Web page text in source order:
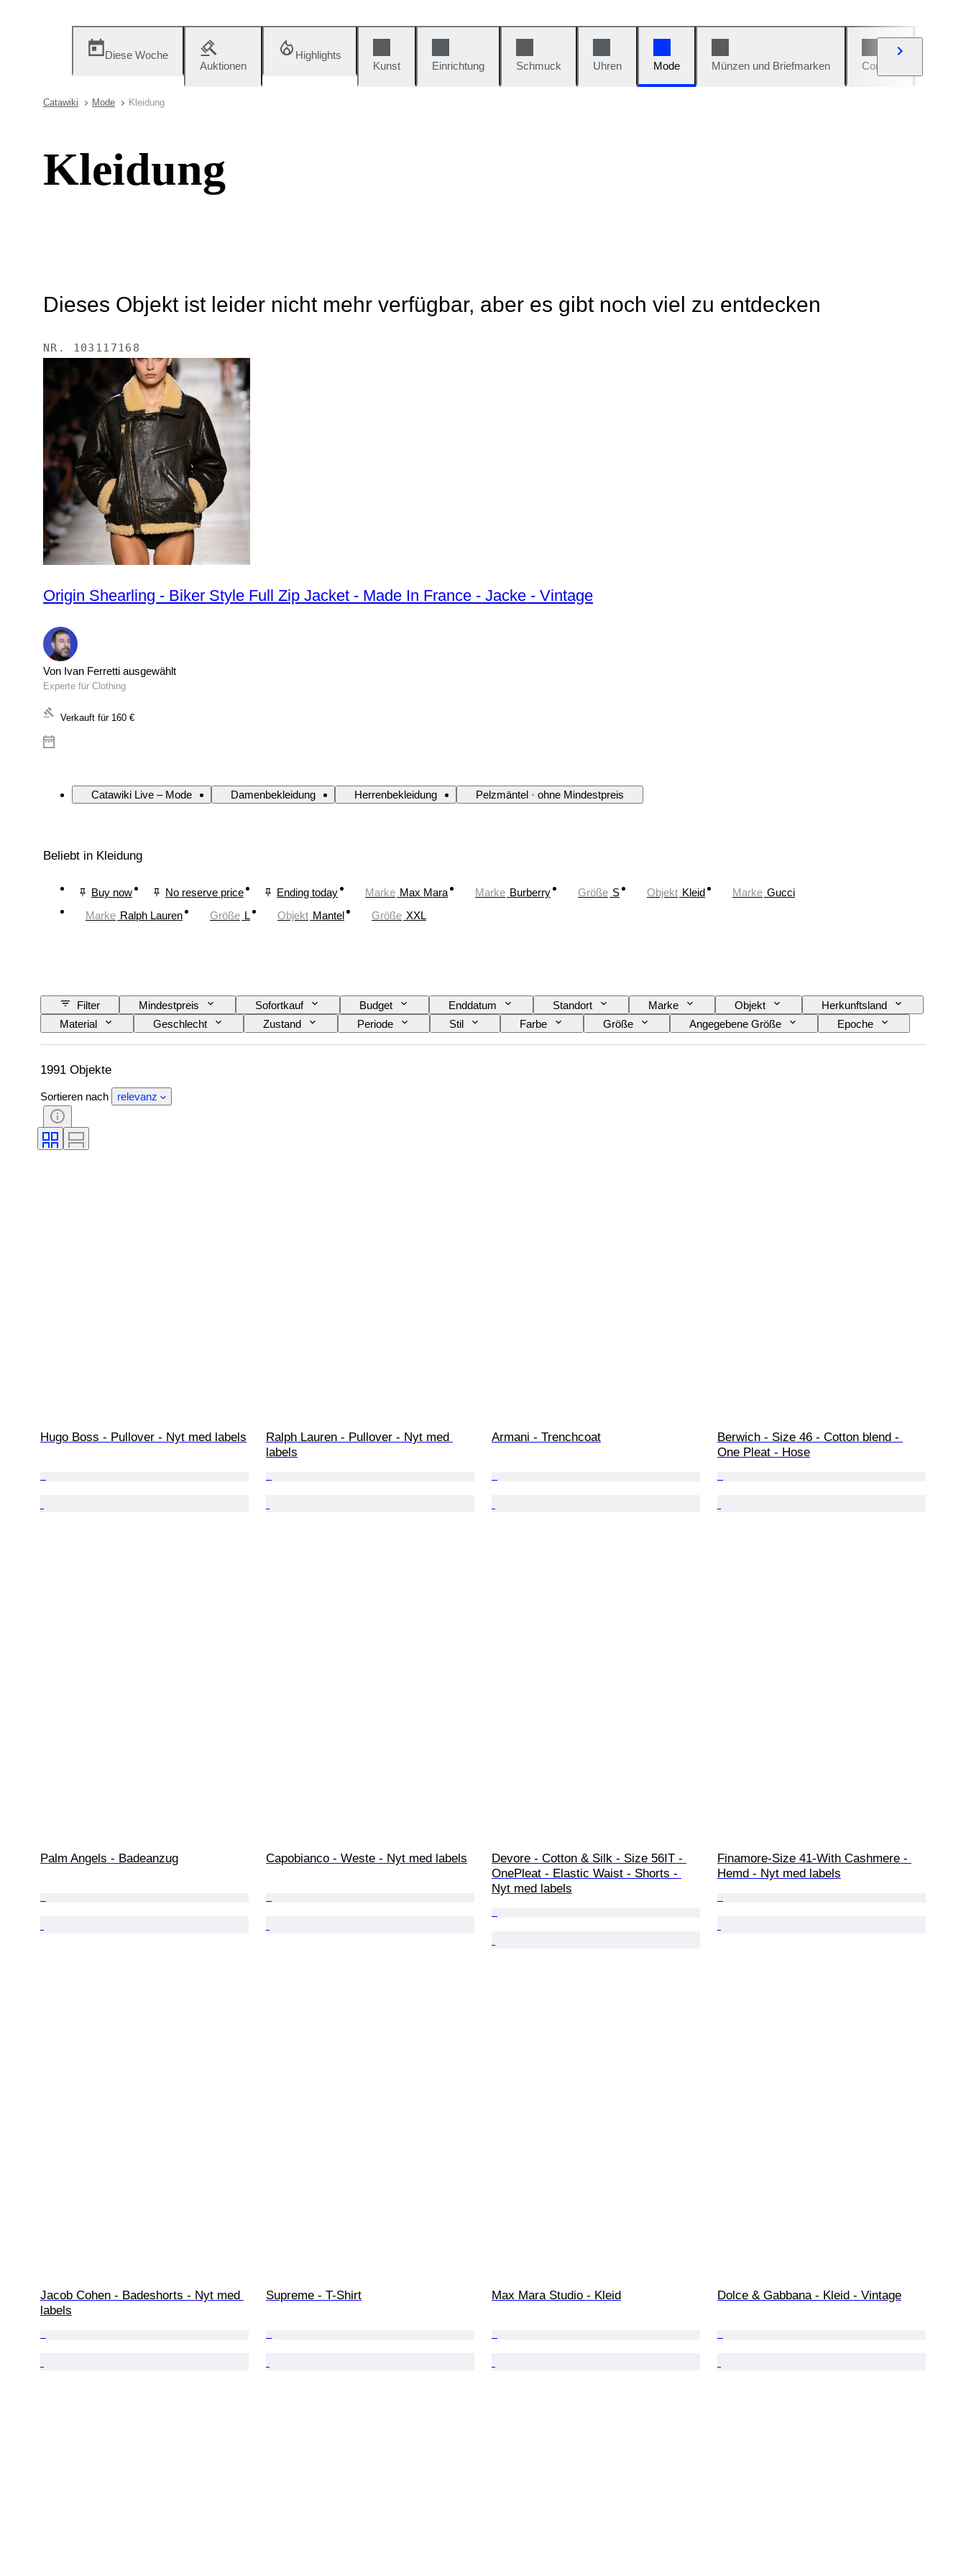
Diese Woche
Auktionen
Highlights
Kunst
Einrichtung Schmuck Uhren Mode Münzen und Briefmarken Comics
Catawiki Mode Kleidung
Kleidung
Dieses Objekt ist leider nicht mehr verfügbar, aber es gibt noch viel zu entdecken
NR. 103117168
Origin Shearling - Biker Style Full Zip Jacket - Made In France - Jacke - Vintage
Von Ivan Ferretti ausgewählt
Experte für Clothing
Verkauft für 160 €
Catawiki Live – Mode Damenbekleidung Herrenbekleidung Pelzmäntel · ohne Mindestpreis
Beliebt in Kleidung
Buy now No reserve price Ending today Marke Max Mara Marke Burberry Größe S Objekt Kleid Marke Gucci
Marke Ralph Lauren Größe L Objekt Mantel Größe XXL
Filter Mindestpreis Sofortkauf Budget Enddatum Standort Marke Objekt
Herkunftsland
Material
Geschlecht Zustand Periode Stil Farbe Größe Angegebene Größe
Epoche
Muster
Hemdkragengröße Accessoires enthalten Schuhgröße
1991 Objekte
Sortieren nach relevanz
Hugo Boss - Pullover - Nyt med labels
Ralph Lauren - Pullover - Nyt med
labels
Armani - Trenchcoat
Berwich - Size 46 - Cotton blend -
One Pleat - Hose
Palm Angels - Badeanzug Capobianco - Weste - Nyt med labels
Devore - Cotton & Silk - Size 56IT -
OnePleat - Elastic Waist - Shorts -
Nyt med labels
Finamore-Size 41-With Cashmere -
Hemd - Nyt med labels
Jacob Cohen - Badeshorts - Nyt med
labels
Supreme - T-Shirt Max Mara Studio - Kleid Dolce & Gabbana - Kleid - Vintage